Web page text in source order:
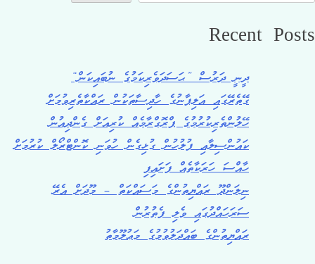
Recent Posts
ދީނީ ދަރުސް ”ޙަސަދަވެރިކަމުގެ ނުބައިކަން“
ގޭތެރޭގައި އަލިފާނުގެ ހާދިސާތަކުން ރައްކާތެރިވުމަށް
ހޭލުންތެރިކުރުމުގެ ޕްރޮގްރާމެއް ކުރިއަށް ގެންދިއުން
ކައުންސިލާއި ފުލުހުން ގުޅިގެން ހުވަނި ކޮންޓްރޯލް ކުރުމަށް
ހާއްސަ ހަރަކާތެއް ފަށައިފި
ނިލަންދޫ ރައްޔިތުންގެ މަސައްކަތް – މޫދަށް އެރޭ
ސަރަހައްދުގައި ވެލި ފެތުރުން
ރައްޔިތުންގެ ބައްދަލުވުމުގެ މަޢުލޫމާތު